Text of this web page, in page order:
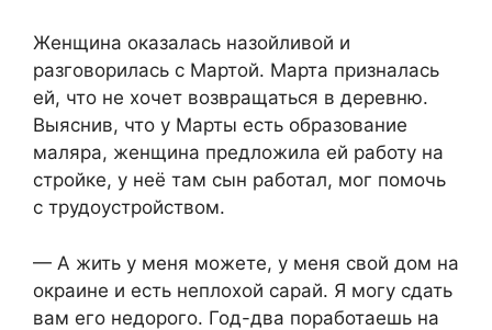
Женщина оказалась назойливой и
разговорилась с Мартой. Марта призналась
ей, что не хочет возвращаться в деревню.
Выяснив, что у Марты есть образование
маляра, женщина предложила ей работу на
стройке, у неё там сын работал, мог помочь
с трудоустройством.
— А жить у меня можете, у меня свой дом на
окраине и есть неплохой сарай. Я могу сдать
вам его недорого. Год-два поработаешь на